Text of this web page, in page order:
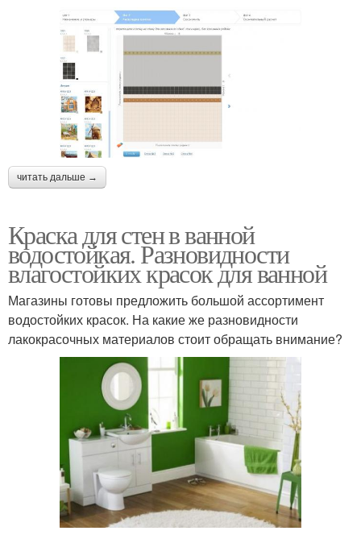
читать дальше →
Краска для стен в ванной
водостойкая. Разновидности
влагостойких красок для ванной
Магазины готовы предложить большой ассортимент
водостойких красок. На какие же разновидности
лакокрасочных материалов стоит обращать внимание?